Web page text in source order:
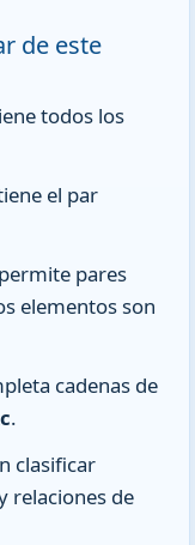
de este
todos los
el par
pares
elementos son
cadenas de
.
clasificar
relaciones de